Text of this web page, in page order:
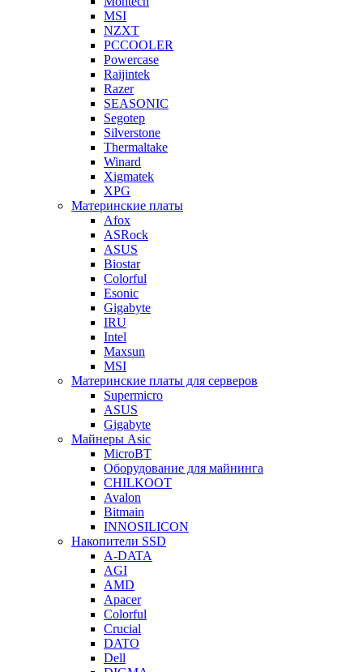
MSI
NZXT
PCCOOLER
Powercase
Raijintek
Razer
SEASONIC
Segotep
Silverstone
Thermaltake
Winard
Xigmatek
XPG
Материнские платы
Afox
ASRock
ASUS
Biostar
Colorful
Esonic
Gigabyte
IRU
Intel
Maxsun
MSI
Материнские платы для серверов
Supermicro
ASUS
Gigabyte
Майнеры Asic
MicroBT
Оборудование для майнинга
CHILKOOT
Avalon
Bitmain
INNOSILICON
Накопители SSD
A-DATA
AGI
AMD
Apacer
Colorful
Crucial
DATO
Dell